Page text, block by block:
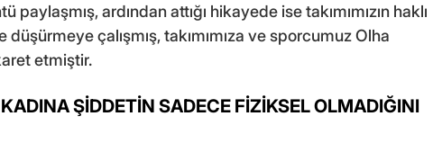
paylaşmış, ardından attığı hikayede ise takımımızın haklı
çalışmış, takımımıza ve sporcumuz Olha
etmiştir.
ŞİDDETİN SADECE FİZİKSEL OLMADIĞINI